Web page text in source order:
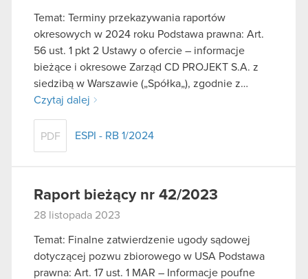
Temat: Terminy przekazywania raportów
okresowych w 2024 roku Podstawa prawna: Art.
56 ust. 1 pkt 2 Ustawy o ofercie – informacje
bieżące i okresowe Zarząd CD PROJEKT S.A. z
siedzibą w Warszawie („Spółka„), zgodnie z…
Czytaj dalej
PDF ESPI - RB 1/2024
Raport bieżący nr 42/2023
28 listopada 2023
Temat: Finalne zatwierdzenie ugody sądowej
dotyczącej pozwu zbiorowego w USA Podstawa
prawna: Art. 17 ust. 1 MAR – Informacje poufne